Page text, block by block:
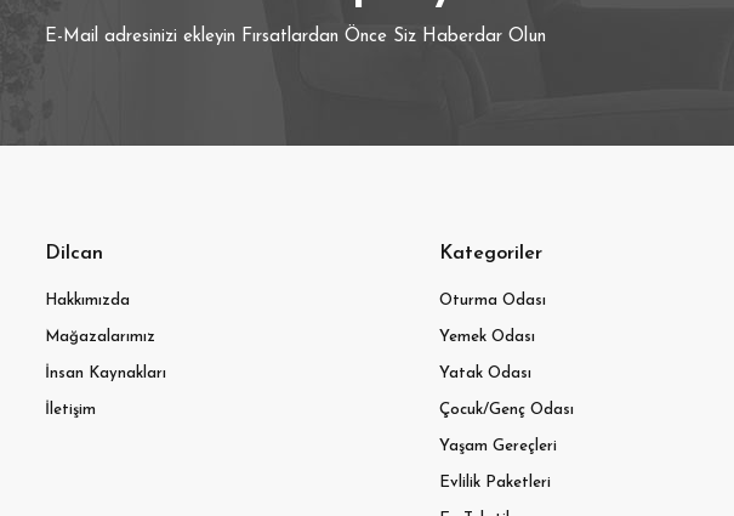
E-Mail adresinizi ekleyin Fırsatlardan Önce Siz Haberdar Olun
Dilcan
Hakkımızda
Mağazalarımız
İnsan Kaynakları
İletişim
Kategoriler
Oturma Odası
Yemek Odası
Yatak Odası
Çocuk/Genç Odası
Yaşam Gereçleri
Evlilik Paketleri